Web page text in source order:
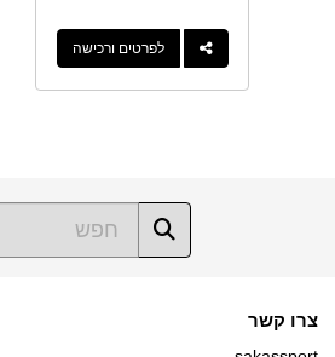
לפרטים ורכישה
צרו קשר